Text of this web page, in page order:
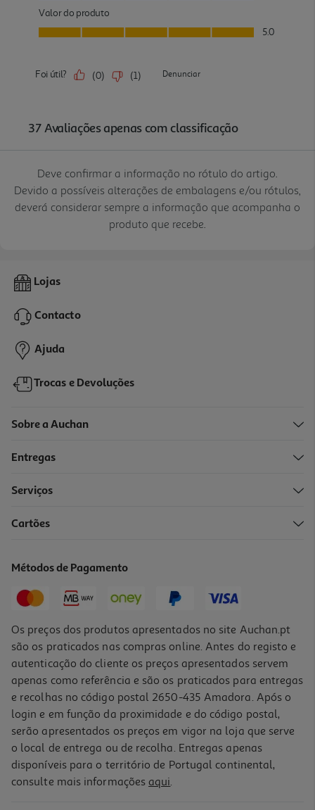
Deve confirmar a informação no rótulo do artigo.
Devido a possíveis alterações de embalagens e/ou rótulos,
deverá considerar sempre a informação que acompanha o
produto que recebe.
Lojas
Contacto
Ajuda
Trocas e Devoluções
Sobre a Auchan
Entregas
Serviços
Cartões
Métodos de Pagamento
Os preços dos produtos apresentados no site Auchan.pt
são os praticados nas compras online. Antes do registo e
autenticação do cliente os preços apresentados servem
apenas como referência e são os praticados para entregas
e recolhas no código postal 2650-435 Amadora. Após o
login e em função da proximidade e do código postal,
serão apresentados os preços em vigor na loja que serve
o local de entrega ou de recolha. Entregas apenas
disponíveis para o território de Portugal continental,
consulte mais informações aqui.